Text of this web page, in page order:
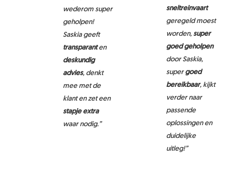
wederom super
geholpen!
Saskia geeft
transparanten
deskundig
advies, denkt
mee met de
klant en zet een
stapje extra
waar nodig.”
sneltreinvaart
geregeld moest
worden, super
goed geholpen
door Saskia,
super goed
bereikbaar, kijkt
verder naar
passende
oplossingen en
duidelijke
uitleg!”